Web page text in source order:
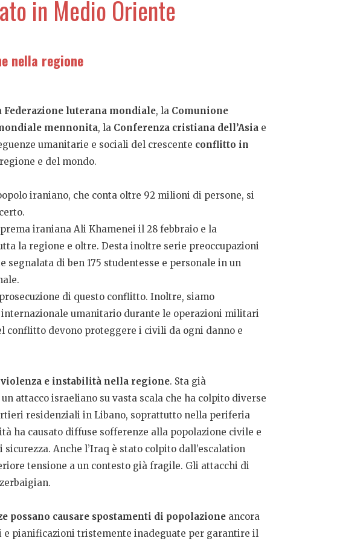
in Medio Oriente
nella regione
Federazione luterana mondiale, la Comunione
mennonita, la Conferenza cristiana dell’Asia e
umanitarie e sociali del crescente conflitto in
e del mondo.
iraniano, che conta oltre 92 milioni di persone, si
iraniana Ali Khamenei il 28 febbraio e la
la regione e oltre. Desta inoltre serie preoccupazioni
di ben 175 studentesse e personale in un
di questo conflitto. Inoltre, siamo
umanitario durante le operazioni militari
conflitto devono proteggere i civili da ogni danno e
e instabilità nella regione. Sta già
attacco israeliano su vasta scala che ha colpito diverse
residenziali in Libano, soprattutto nella periferia
ha causato diffuse sofferenze alla popolazione civile e
Anche l’Iraq è stato colpito dall’escalation
tensione a un contesto già fragile. Gli attacchi di
possano causare spostamenti di popolazione ancora
e pianificazioni tristemente inadeguate per garantire il